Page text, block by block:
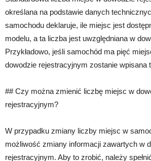
określana na podstawie danych
samochodu deklaruje, ile miejsc jest
modelu, a ta liczba jest uwzględniana w
Przykładowo, jeśli samochód ma pięć
dowodzie rejestracyjnym zostanie wpisana
## Czy można zmienić liczbę miejsc w
rejestracyjnym?
W przypadku zmiany liczby miejsc w
możliwość zmiany informacji zawartych w
rejestracyjnym. Aby to zrobić, należy